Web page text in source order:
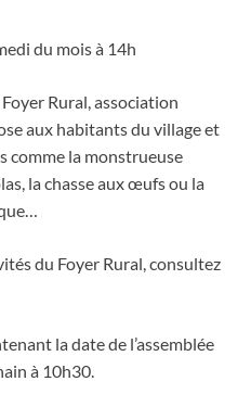
du mois à 14h
Rural, association
aux habitants du village et
comme la monstrueuse
la chasse aux œufs ou la
du Foyer Rural, consultez
la date de l’assemblée
à 10h30.